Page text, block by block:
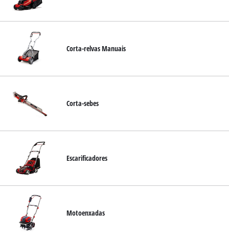
Corta-relvas Manuais
Corta-sebes
Escarificadores
Motoenxadas